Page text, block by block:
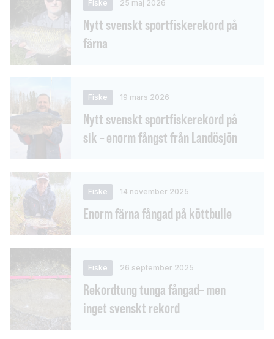
Fiske 25 maj 2026
Nytt svenskt sportfiskerekord på
färna
Fiske 19 mars 2026
Nytt svenskt sportfiskerekord på
sik – enorm fångst från Landösjön
Fiske 14 november 2025
Enorm färna fångad på köttbulle
Fiske 26 september 2025
Rekordtung tunga fångad– men
inget svenskt rekord